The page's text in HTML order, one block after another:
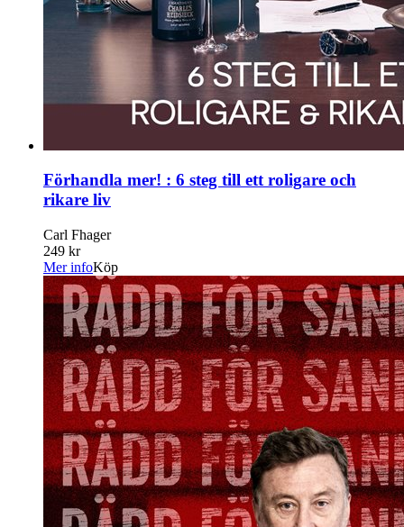
Förhandla mer! : 6 steg till ett roligare och
rikare liv
Carl Fhager
249 kr
Mer infoKöp